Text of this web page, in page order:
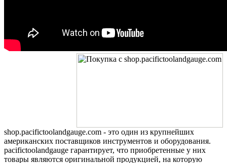
shop.pacifictoolandgauge.com - это один из крупнейших
американских поставщиков инструментов и оборудования.
pacifictoolandgauge гарантирует, что приобретенные у них
товары являются оригинальной продукцией, на которую